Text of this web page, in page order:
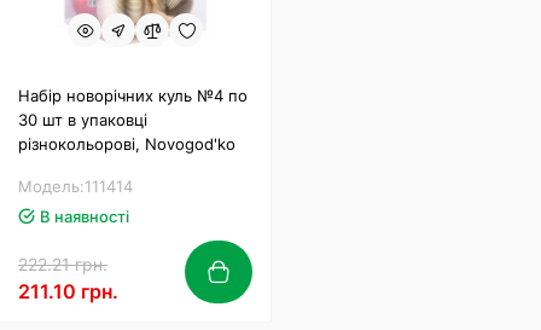
Набір новорічних куль №4 по
30 шт в упаковці
різнокольорові, Novogod'ko
Модель:111414
В наявності
222.21 грн.
211.10 грн.